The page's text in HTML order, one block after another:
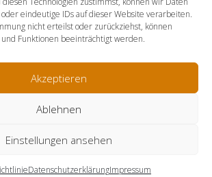
eindeutige IDs auf dieser Website verarbeiten.
nicht erteilst oder zurückziehst, können
Funktionen beeinträchtigt werden.
Akzeptieren
Ablehnen
Einstellungen ansehen
DatenschutzerklärungImpressum
09.00 – 12.00 Uhr
14. 00 – 17.00 Uhr
SO und Feiertage
uns Aktuelles
Kontakt
Datenschutz Cookies